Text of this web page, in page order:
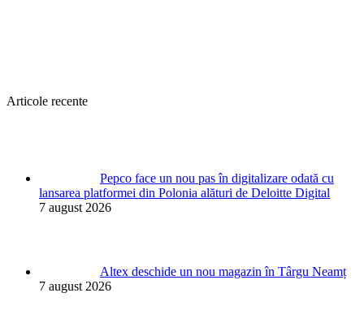
Articole recente
Pepco face un nou pas în digitalizare odată cu
lansarea platformei din Polonia alături de Deloitte Digital
7 august 2026
Altex deschide un nou magazin în Târgu Neamț
7 august 2026